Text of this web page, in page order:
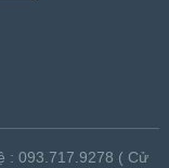
: 093.717.9278 ( Cử